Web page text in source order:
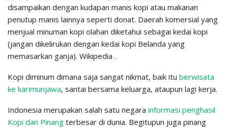
disampaikan dengan kudapan manis kopi atau makanan
penutup manis lainnya seperti donat. Daerah komersial yang
menjual minuman kopi olahan diketahui sebagai kedai kopi
(jangan dikelirukan dengan kedai kopi Belanda yang
memasarkan ganja). Wikipedia .
Kopi diminum dimana saja sangat nikmat, baik itu berwisata
ke karimunjawa, santai bersama keluarga, ataupun lagi kerja.
Indonesia merupakan salah satu negara informasi penghasil
Kopi dan Pinang terbesar di dunia. Begitupun juga pinang